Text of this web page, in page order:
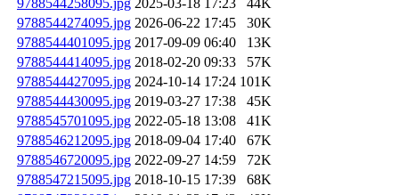
9788544258095.jpg 2025-03-18 17:23
44K
9788544274095.jpg 2026-06-22 17:45
30K
9788544401095.jpg 2017-09-09 06:40
13K
9788544414095.jpg 2018-02-20 09:33
57K
9788544427095.jpg 2024-10-14 17:24 101K
9788544430095.jpg 2019-03-27 17:38
45K
9788545701095.jpg 2022-05-18 13:08
41K
9788546212095.jpg 2018-09-04 17:40
67K
9788546720095.jpg 2022-09-27 14:59
72K
9788547215095.jpg 2018-10-15 17:39
68K